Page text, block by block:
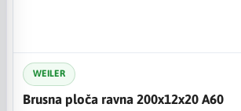
WEILER
Brusna ploča ravna 200x12x20 A60